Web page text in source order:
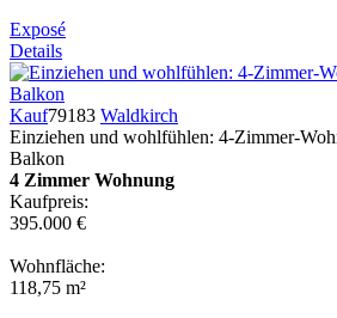
Exposé
Details
Kauf79183 Waldkirch
Einziehen und wohlfühlen: 4-Zimmer-
Balkon
4 Zimmer Wohnung
Kaufpreis:
395.000 €
Wohnfläche:
118,75 m²